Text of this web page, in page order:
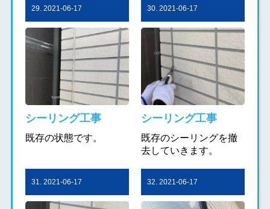
29. 2021-06-17
シーリング工事
既存の状態です。
30. 2021-06-17
シーリング工事
既存のシーリングを撤
去していきます。
31. 2021-06-17 32. 2021-06-17